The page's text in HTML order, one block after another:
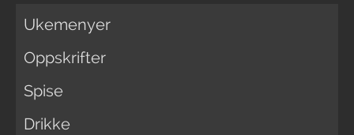
Ukemenyer
Oppskrifter
Spise
Drikke